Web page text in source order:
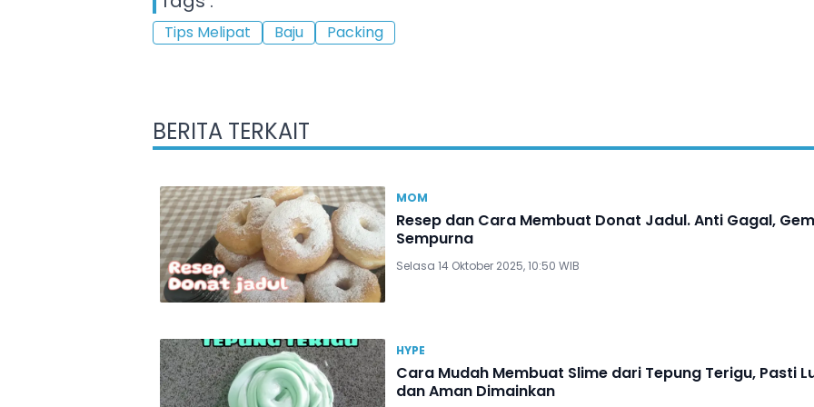
Tips Melipat Baju Packing
BERITA TERKAIT
MOM
Resep dan Cara Membuat Donat Jadul. Anti Gagal,
Sempurna
Selasa 14 Oktober 2025, 10:50 WIB
HYPE
Cara Mudah Membuat Slime dari Tepung Terigu, Pasti
dan Aman Dimainkan